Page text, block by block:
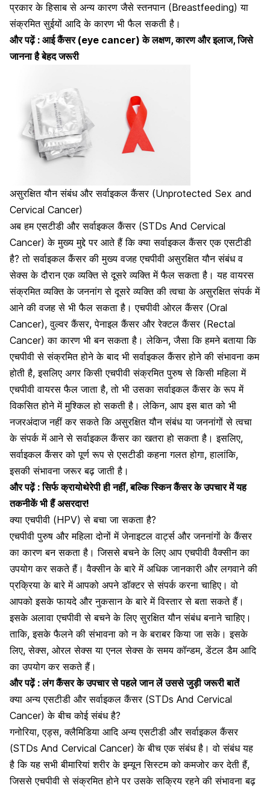
प्रकार के हिसाब से अन्य कारण जैसेस्तनपान(Breastfeeding) या
संक्रमित सुईयों आदि के कारण भी फैल सकती है।
और पढ़ें : आई कैंसर (eye cancer) के लक्षण, कारण और इलाज, जिसे
जानना है बेहद जरूरी
असुरक्षित यौन संबंध और सर्वाइकल कैंसर (Unprotected Sex and
Cervical Cancer)
अब हम एसटीडी और सर्वाइकल कैंसर (STDs And Cervical
Cancer) के मुख्य मुद्दे पर आते हैं कि क्या सर्वाइकल कैंसर एक एसटीडी
है? तो सर्वाइकल कैंसर की मुख्य वजह एचपीवी असुरक्षित यौन संबंध व
सेक्स के दौरान एक व्यक्ति से दूसरे व्यक्ति में फैल सकता है। यह वायरस
संक्रमित व्यक्ति के जननांग से दूसरे व्यक्ति की त्वचा के असुरक्षित संपर्क में
आने की वजह से भी फैल सकता है। एचपीवी ओरल कैंसर(Oral
Cancer), वुल्वर कैंसर, पेनाइल कैंसर औररेक्टल कैंसर (Rectal
Cancer) का कारण भी बन सकता है। लेकिन, जैसा कि हमने बताया कि
एचपीवी से संक्रमित होने के बाद भी सर्वाइकल कैंसर होने की संभावना कम
होती है, इसलिए अगर किसी एचपीवी संक्रमित पुरुष से किसी महिला में
एचपीवी वायरस फैल जाता है, तो भी उसका सर्वाइकल कैंसर के रूप में
विकसित होने में मुश्किल हो सकती है। लेकिन, आप इस बात को भी
नजरअंदाज नहीं कर सकते कि असुरक्षित यौन संबंध या जननांगों से त्वचा
के संपर्क में आने से सर्वाइकल कैंसर का खतरा हो सकता है। इसलिए,
सर्वाइकल कैंसर को पूर्ण रूप से एसटीडी कहना गलत होगा, हालांकि,
इसकी संभावना जरूर बढ़ जाती है।
और पढ़ें :सिर्फ क्रायोथेरेपी ही नहीं, बल्कि स्किन कैंसर के उपचार में यह
तकनीकें भी हैं असरदार!
क्या एचपीवी (HPV) से बचा जा सकता है?
एचपीवी पुरुष और महिला दोनों में जेनाइटल वार्ट्स और जननांगों के कैंसर
का कारण बन सकता है। जिससे बचने के लिए आप एचपीवी वैक्सीन का
उपयोग कर सकते हैं। वैक्सीन के बारे में अधिक जानकारी और लगवाने की
प्रक्रिया के बारे में आपको अपने डॉक्टर से संपर्क करना चाहिए। वो
आपको इसके फायदे और नुकसान के बारे में विस्तार से बता सकते हैं।
इसके अलावा एचपीवी से बचने के लिए सुरक्षित यौन संबंध बनाने चाहिए।
ताकि, इसके फैलने की संभावना को न के बराबर किया जा सके। इसके
लिए, सेक्स, ओरल सेक्स याएनल सेक्स के समयकॉन्डम, डेंटल डैम आदि
का उपयोग कर सकते हैं।
और पढ़ें :लंग कैंसर के उपचार से पहले जान लें उससे जुड़ी जरूरी बातें
क्या अन्य एसटीडी और सर्वाइकल कैंसर (STDs And Cervical
Cancer) के बीच कोई संबंध है?
गनोरिया, एड्स, क्लैमिडिया आदि अन्य एसटीडी और सर्वाइकल कैंसर
(STDs And Cervical Cancer) के बीच एक संबंध है। वो संबंध यह
है कि यह सभी बीमारियां शरीर के इम्यून सिस्टम को कमजोर कर देती हैं,
जिससे एचपीवी से संक्रमित होने पर उसके सक्रिय रहने की संभावना बढ़